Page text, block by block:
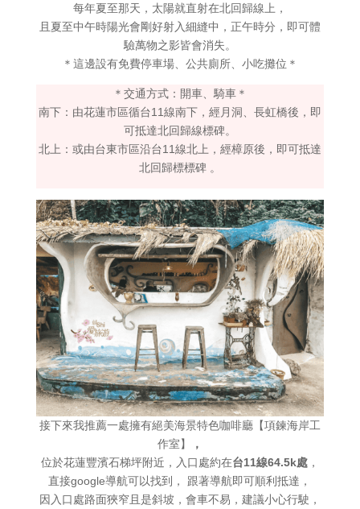
每年夏至那天，太陽就直射在北回歸線上，
且夏至中午時陽光會剛好射入細縫中，正午時分，即可體
驗萬物之影皆會消失。
＊這邊設有免費停車場、公共廁所、小吃攤位＊
＊交通方式：開車、騎車＊
南下：由花蓮市區循台11線南下，經月洞、長虹橋後，即
可抵達北回歸線標碑。
北上：或由台東市區沿台11線北上，經樟原後，即可抵達
北回歸標標碑 。
接下來我推薦一處擁有絕美海景特色咖啡廳【項鍊海岸工
作室】
，
位於花蓮豐濱石梯坪附近，入口處約在台11線64.5k處，
直接google導航可以找到， 跟著導航即可順利抵達，
因入口處路面狹窄且是斜坡，會車不易，建議小心行駛，